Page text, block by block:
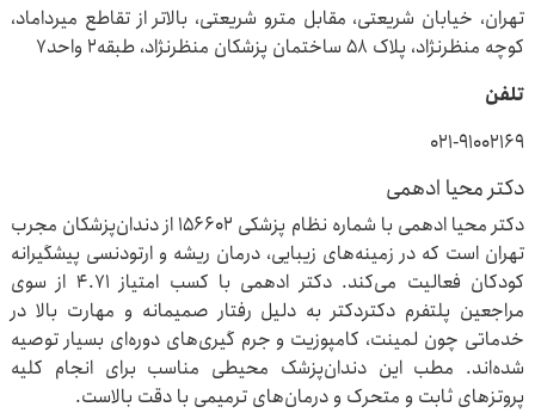
تهران، خیابان شریعتی، مقابل مترو شریعتی، بالاتر از تقاطع میرداماد،
کوچه منظرنژاد، پلاک ۵۸ ساختمان پزشکان منظرنژاد، طبقه۲ واحد۷
تلفن
۰۲۱-۹۱۰۰۲۱۶۹
دکتر محیا ادهمی
دکتر محیا ادهمی با شماره نظام پزشکی ۱۵۶۶۰۲ از دندان‌پزشکان مجرب
تهران است که در زمینه‌های زیبایی، درمان ریشه و ارتودنسی پیشگیرانه
کودکان فعالیت می‌کند. دکتر ادهمی با کسب امتیاز ۴.۷۱ از سوی
مراجعین پلتفرم دکتردکتر به دلیل رفتار صمیمانه و مهارت بالا در
خدماتی چون لمینت، کامپوزیت و جرم‌ گیری‌های دوره‌ای بسیار توصیه
شده‌اند. مطب این دندان‌پزشک محیطی مناسب برای انجام کلیه
پروتزهای ثابت و متحرک و درمان‌های ترمیمی با دقت بالاست.